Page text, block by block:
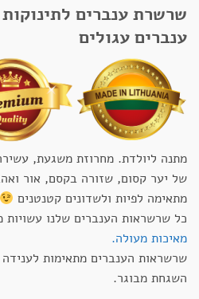
₪319.
₪287.
שרשרת ענברים
ענברים עגולים
מתנה ליולדת. מחרוזת משגעת, עשירה
של יער קסום, שזורה בקסם, אור
מתאימה לפיות ולשדונים קטנטנים
כל שרשראות הענברים שלנו עשויות
מאיכות מעולה.
השגחת מבוגר.